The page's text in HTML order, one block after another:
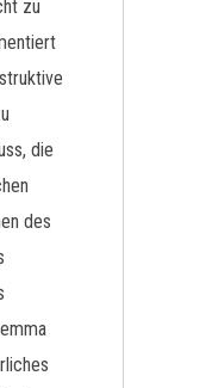
zu
die
des